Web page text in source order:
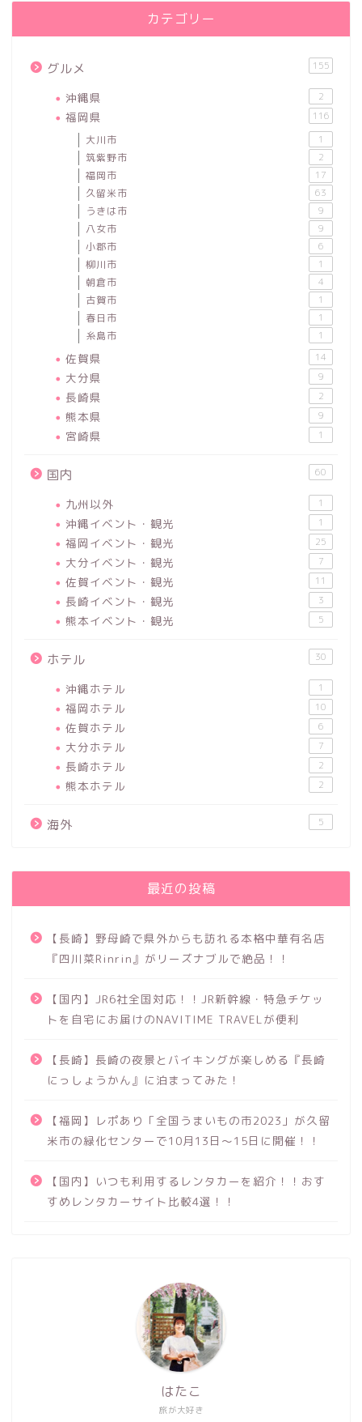
カテゴリー
グルメ 155
沖縄県 2
福岡県 116
大川市 1
筑紫野市 2
福岡市 17
久留米市 63
うきは市 9
八女市 9
小郡市 6
柳川市 1
朝倉市 4
古賀市 1
春日市 1
糸島市 1
佐賀県 14
大分県 9
長崎県 2
熊本県 9
宮崎県 1
国内 60
九州以外 1
沖縄イベント・観光 1
福岡イベント・観光 25
大分イベント・観光 7
佐賀イベント・観光 11
長崎イベント・観光 3
熊本イベント・観光 5
ホテル 30
沖縄ホテル 1
福岡ホテル 10
佐賀ホテル 6
大分ホテル 7
長崎ホテル 2
熊本ホテル 2
海外 5
最近の投稿
【長崎】野母崎で県外からも訪れる本格中華有名店
『四川菜Rinrin』がリーズナブルで絶品！！
【国内】JR6社全国対応！！JR新幹線・特急チケッ
トを自宅にお届けのNAVITIME TRAVELが便利
【長崎】長崎の夜景とバイキングが楽しめる『長崎
にっしょうかん』に泊まってみた！
【福岡】レポあり「全国うまいもの市2023」が久留
米市の緑化センターで10月13日～15日に開催！！
【国内】いつも利用するレンタカーを紹介！！おす
すめレンタカーサイト比較4選！！
旅が大好き
はたこ